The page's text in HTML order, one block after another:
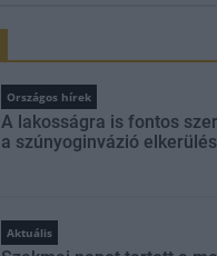
Országos hírek
A lakosságra is fontos
a szúnyoginvázió
Aktuális